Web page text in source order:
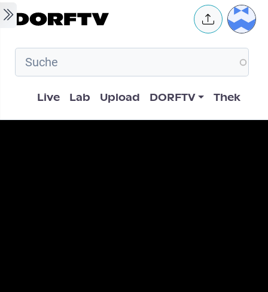
Skip to main content User
Hauptnavigation
Live Lab Upload DORFTV Thek